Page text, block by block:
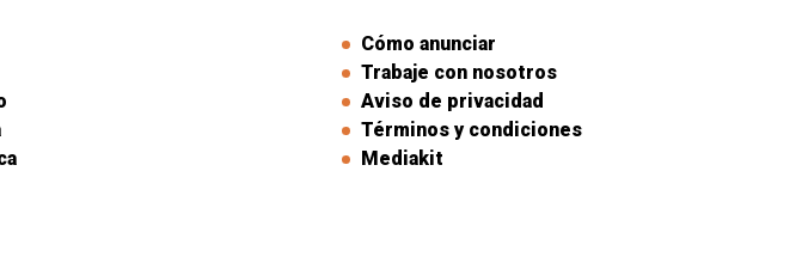
Cómo anunciar
Trabaje con nosotros
Aviso de privacidad
Términos y condiciones
Mediakit